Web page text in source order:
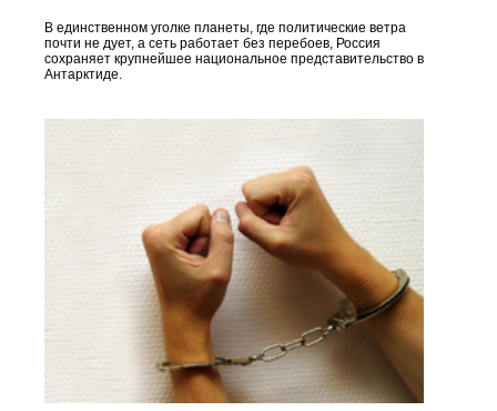
В единственном уголке планеты, где политические ветра
почти не дует, а сеть работает без перебоев, Россия
сохраняет крупнейшее национальное представительство в
Антарктиде.